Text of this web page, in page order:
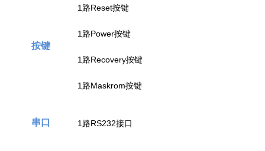
按键
1路Reset按键
1路Power按键
1路Recovery按键
1路Maskrom按键
串口 1路RS232接口